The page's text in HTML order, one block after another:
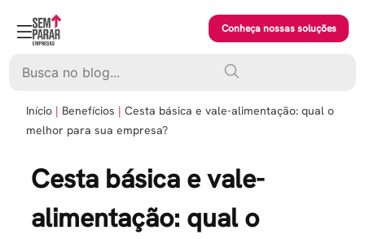
content
Conheça nossas soluções
Início Benefícios
Cesta básica e vale-alimentação: qual o
melhor para sua empresa?
Cesta básica e vale-
alimentação: qual o